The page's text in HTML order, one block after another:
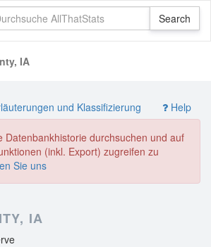
IA
und Klassifizierung Help
Datenbankhistorie durchsuchen und auf
(inkl. Export) zugreifen zu
Sie uns
IA